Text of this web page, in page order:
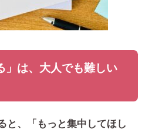
」は、大人でも難しい
と、「もっと集中してほし